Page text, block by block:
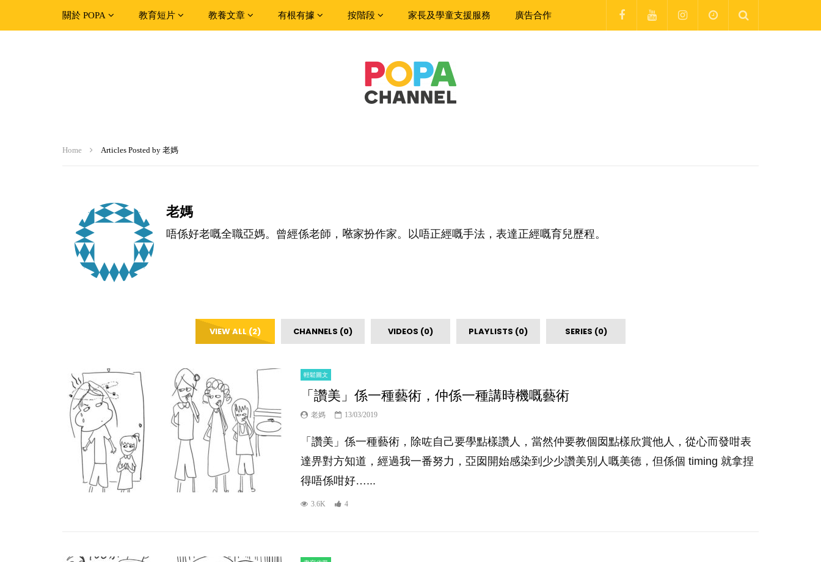
關於 POPA 教育短片 教養文章 有根有據 按階段 家長及學童支援服務 廣告合作
Home Articles Posted by 老媽
老媽
唔係好老嘅全職亞媽。曾經係老師，𠵱家扮作家。以唔正經嘅手法，表達正經嘅育兒歷程。
VIEW ALL (2) CHANNELS (0) VIDEOS (0) PLAYLISTS (0) SERIES (0)
輕鬆圖文
「讚美」係一種藝術，仲係一種講時機嘅藝術
老媽 13/03/2019
「讚美」係一種藝術，除咗自己要學點樣讚人，當然仲要教個囡點樣欣賞他人，從心而發咁表
達畀對方知道，經過我一番努力，亞囡開始感染到少少讚美別人嘅美德，但係個 timing 就拿捏
得唔係咁好…...
3.6K 4